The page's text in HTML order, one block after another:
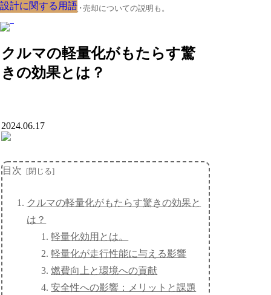
クルマの大辞典、購入･売却についての説明も。
クルマの軽量化がもたらす驚
きの効果とは？
設計に関する用語
2024.06.17
目次
クルマの軽量化がもたらす驚きの効果と
は？
軽量化効用とは。
軽量化が走行性能に与える影響
燃費向上と環境への貢献
安全性への影響：メリットと課題
設計に関する用語
設計に関する用語
設計に関する用語
設計に関する用語
設計に関する用語
設計に関する用語
設計に関する用語
設計に関する用語